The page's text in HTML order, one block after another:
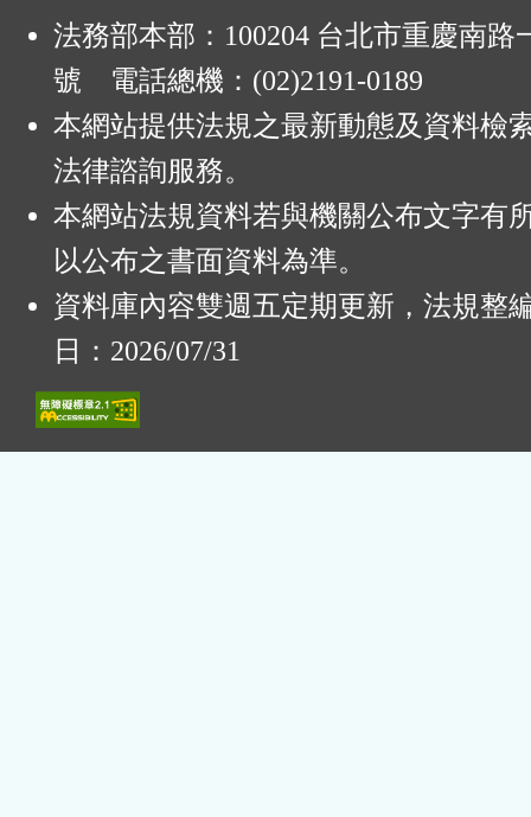
法務部本部：100204 台北市重慶南路
號 電話總機：(02)2191-0189
本網站提供法規之最新動態及資料檢
法律諮詢服務。
本網站法規資料若與機關公布文字有
以公布之書面資料為準。
資料庫內容雙週五定期更新，法規整
日：2026/07/31